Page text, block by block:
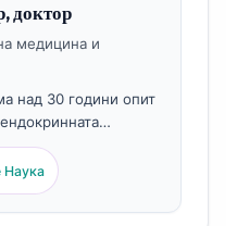
доктор
медицина и
над 30 години опит
на
президент на
клинична химия,
Наука